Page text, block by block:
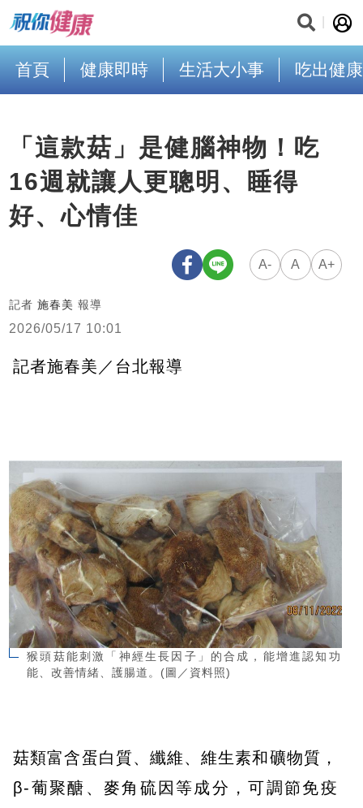
首頁 健康即時 生活大小事 吃出健康
「這款菇」是健腦神物！吃
16週就讓人更聰明、睡得
好、心情佳
A- A A+
記者 施春美 報導
2026/05/17 10:01
記者施春美／台北報導
猴頭菇能刺激「神經生長因子」的合成，能增進認知功
能、改善情緒、護腸道。(圖／資料照)
菇類富含蛋白質、纖維、維生素和礦物質，
β-葡聚醣、麥角硫因等成分，可調節免疫